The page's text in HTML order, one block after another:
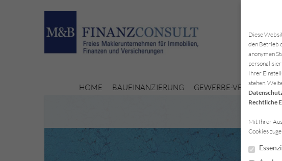
HOME BAUFINANZIERUNG GEWERBE-
Diese
den Betrieb
anonymen
Ihrer
stehen.
Rechtliche
Mit Ihrer
Cookies